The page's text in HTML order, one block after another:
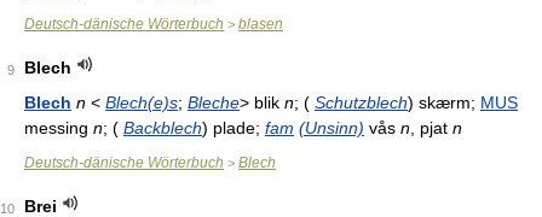
Deutsch-dänische Wörterbuch > blasen
9
Blech
Blech n < Blech(e)s; Bleche> blik n; ( Schutzblech) skærm; MUS
messing n; ( Backblech) plade; fam (Unsinn) vås n , pjat n
Deutsch-dänische Wörterbuch > Blech
10
Brei